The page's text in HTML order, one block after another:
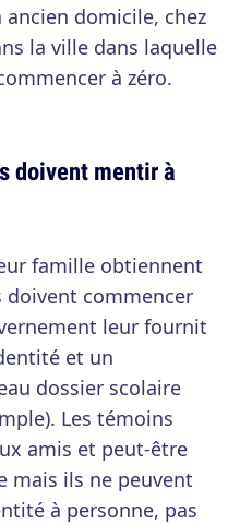
domicile, chez
la ville dans laquelle
à zéro.
doivent mentir à
famille obtiennent
commencer
leur fournit
et un
dossier scolaire
Les témoins
amis et peut-être
mais ils ne peuvent
à personne, pas